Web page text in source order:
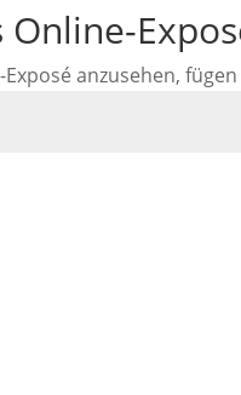
anzusehen,